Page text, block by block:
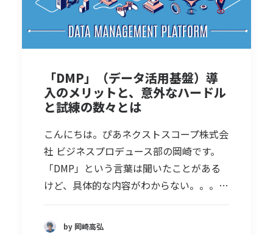
「DMP」（データ活用基盤）導
入のメリットと、意外なハードル
と試練の数々とは
こんにちは。ぴあネクストスコープ株式会
社 ビジネスプロデュース部の岡崎です。
「DMP」という言葉は聞いたことがある
けど、具体的な内容がわからない。。。…
by 岡崎高弘